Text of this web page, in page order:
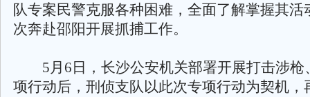
队专案民警克服各种困难，全面了解掌握其活
次奔赴邵阳开展抓捕工作。
5月6日，长沙公安机关部署开展打击涉枪
项行动后，刑侦支队以此次专项行动为契机，